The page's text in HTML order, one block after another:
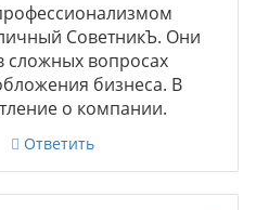
СоветникЪ. Они
сложных вопросах
бизнеса. В
о компании.
Ответить